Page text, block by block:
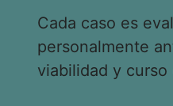
Cada caso es
personalmente
viabilidad y curso